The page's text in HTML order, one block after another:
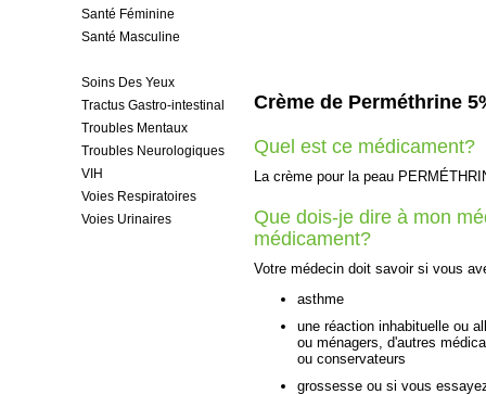
Santé Féminine
Santé Masculine
Soins Des Yeux
Tractus Gastro-intestinal
Troubles Mentaux
Troubles Neurologiques
VIH
Voies Respiratoires
Voies Urinaires
Crème de Perméthrine
Quel est ce médicament?
La crème pour la peau
Que dois-je dire à mon
médicament?
Votre médecin doit savoir si vous
asthme
une réaction inhabituelle ou
ou ménagers, d'autres
ou conservateurs
grossesse ou si vous